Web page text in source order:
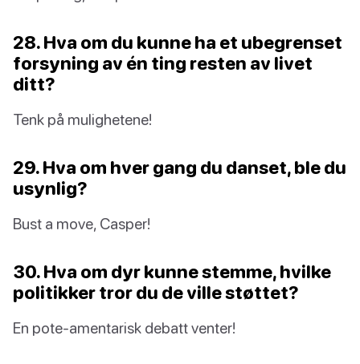
28. Hva om du kunne ha et ubegrenset
forsyning av én ting resten av livet
ditt?
Tenk på mulighetene!
29. Hva om hver gang du danset, ble du
usynlig?
Bust a move, Casper!
30. Hva om dyr kunne stemme, hvilke
politikker tror du de ville støttet?
En pote-amentarisk debatt venter!